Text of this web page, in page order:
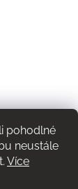
pohodlné
neustále
Více